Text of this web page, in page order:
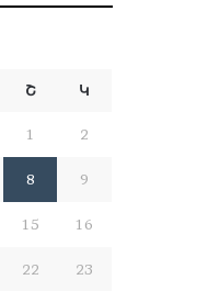
Շ Կ
1 2
8 9
15 16
22 23